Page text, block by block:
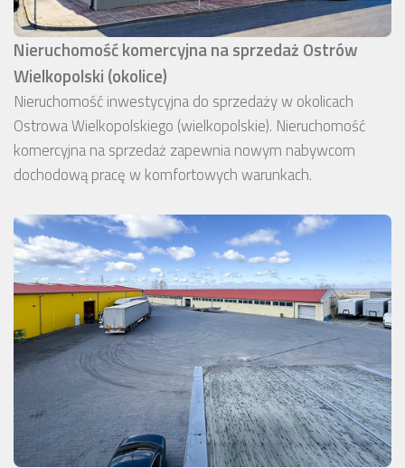
Nieruchomość komercyjna na sprzedaż Ostrów
Wielkopolski (okolice)
Nieruchomość inwestycyjna do sprzedaży w okolicach
Ostrowa Wielkopolskiego (wielkopolskie). Nieruchomość
komercyjna na sprzedaż zapewnia nowym nabywcom
dochodową pracę w komfortowych warunkach.